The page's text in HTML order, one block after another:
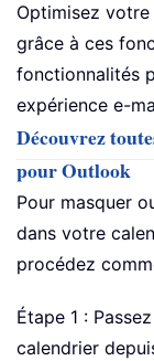
Optimisez
grâce à ces
fonctionnalités
expérience e-
Découvrez
pour Outlook
Pour masquer
dans votre
procédez
Étape 1 :
calendrier